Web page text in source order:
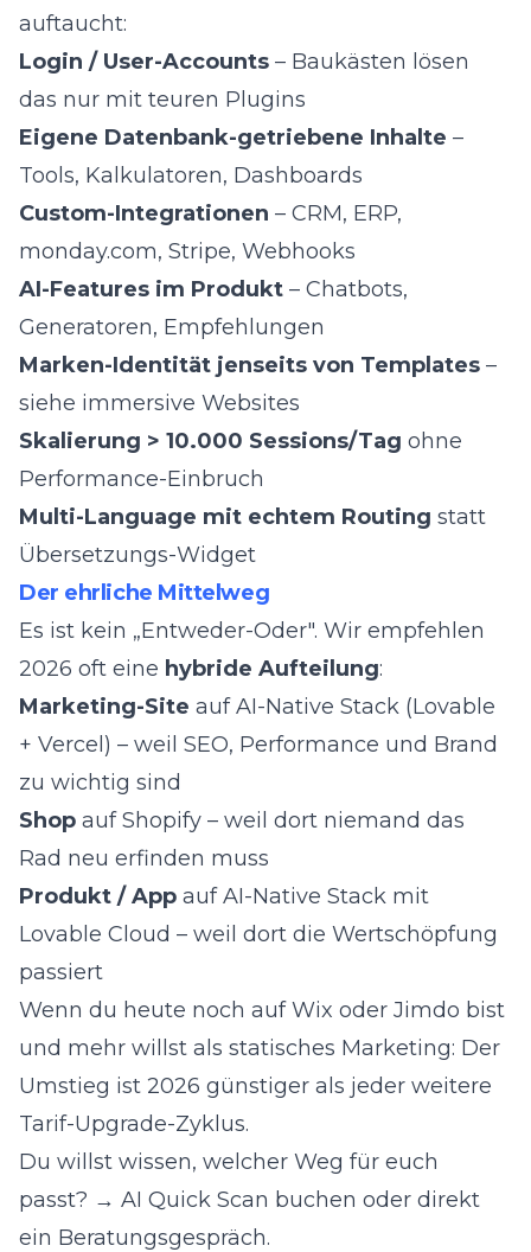
auftaucht:
Login / User-Accounts – Baukästen lösen
das nur mit teuren Plugins
Eigene Datenbank-getriebene Inhalte –
Tools, Kalkulatoren, Dashboards
Custom-Integrationen – CRM, ERP,
monday.com, Stripe, Webhooks
AI-Features im Produkt – Chatbots,
Generatoren, Empfehlungen
Marken-Identität jenseits von Templates –
siehe immersive Websites
Skalierung > 10.000 Sessions/Tag ohne
Performance-Einbruch
Multi-Language mit echtem Routing statt
Übersetzungs-Widget
Der ehrliche Mittelweg
Es ist kein „Entweder-Oder". Wir empfehlen
2026 oft eine hybride Aufteilung:
Marketing-Site auf AI-Native Stack (Lovable
+ Vercel) – weil SEO, Performance und Brand
zu wichtig sind
Shop auf Shopify – weil dort niemand das
Rad neu erfinden muss
Produkt / App auf AI-Native Stack mit
Lovable Cloud – weil dort die Wertschöpfung
passiert
Wenn du heute noch auf Wix oder Jimdo bist
und mehr willst als statisches Marketing: Der
Umstieg ist 2026 günstiger als jeder weitere
Tarif-Upgrade-Zyklus.
Du willst wissen, welcher Weg für euch
passt? → AI Quick Scan buchen oder direkt
ein Beratungsgespräch.